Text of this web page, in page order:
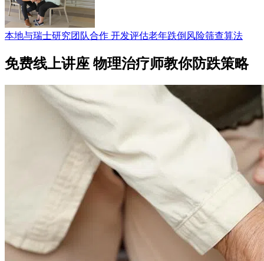
本地与瑞士研究团队合作 开发评估老年跌倒风险筛查算法
免费线上讲座 物理治疗师教你防跌策略